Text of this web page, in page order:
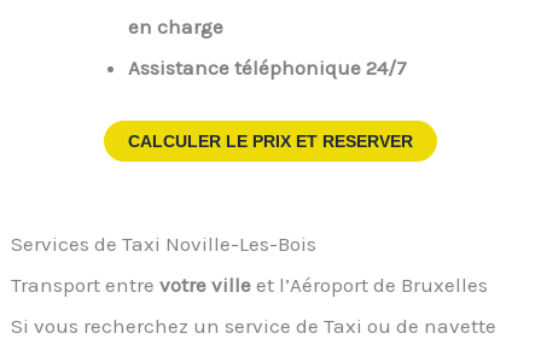
en charge
Assistance téléphonique 24/7
CALCULER LE PRIX ET RESERVER
Services de Taxi Noville-Les-Bois
Transport entrevotre ville et l’Aéroport de Bruxelles
Si vous recherchez un service de Taxi ou de navette